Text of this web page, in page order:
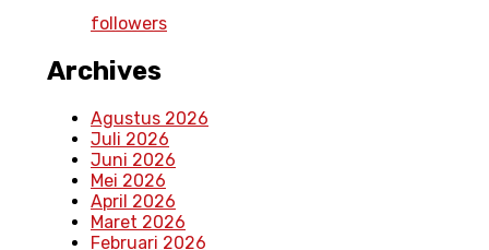
followers
Archives
Agustus 2026
Juli 2026
Juni 2026
Mei 2026
April 2026
Maret 2026
Februari 2026